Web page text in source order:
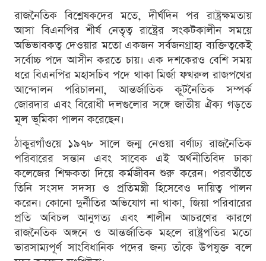
রাজনৈতিক বিশ্লেষকদের মতে, দীর্ঘদিন পর রাষ্ট্রক্ষমতায়
আসা বিএনপির শীর্ষ নেতৃত্ব রাষ্ট্রের সংকটকালীন সময়ে
অভিভাবকত্ব দেওয়ার মতো একজন সর্বজনগ্রাহ্য ব্যক্তিত্বকেই
সর্বোচ্চ পদে আসীন করতে চায়। এক দশকেরও বেশি সময়
ধরে বিএনপির মহাসচিব পদে থাকা মির্জা ফখরুল রাজপথের
আন্দোলন পরিচালনা, আন্তর্জাতিক কূটনৈতিক সম্পর্ক
জোরদার এবং বিরোধী দলগুলোর সঙ্গে জাতীয় ঐক্য গড়তে
মূল ভূমিকা পালন করেছেন।
ঠাকুরগাঁওয়ে ১৯৭৮ সালে জন্ম নেওয়া বর্ণাঢ্য রাজনৈতিক
পরিবারের সন্তান এবং সাবেক এই অর্থনীতিবিদ ঢাকা
কলেজের শিক্ষকতা দিয়ে কর্মজীবন শুরু করেন। পরবর্তীতে
তিনি সংসদ সদস্য ও প্রতিমন্ত্রী হিসেবেও দায়িত্ব পালন
করেন। কোনো দুর্নীতির অভিযোগ না থাকা, জিয়া পরিবারের
প্রতি অবিচল আনুগত্য এবং শালীন আচরণের কারণে
রাজনৈতিক অঙ্গনে ও আন্তর্জাতিক মহলে রাষ্ট্রপতির মতো
ভারসাম্যপূর্ণ সাংবিধানিক পদের জন্য তাঁকে উপযুক্ত বলে